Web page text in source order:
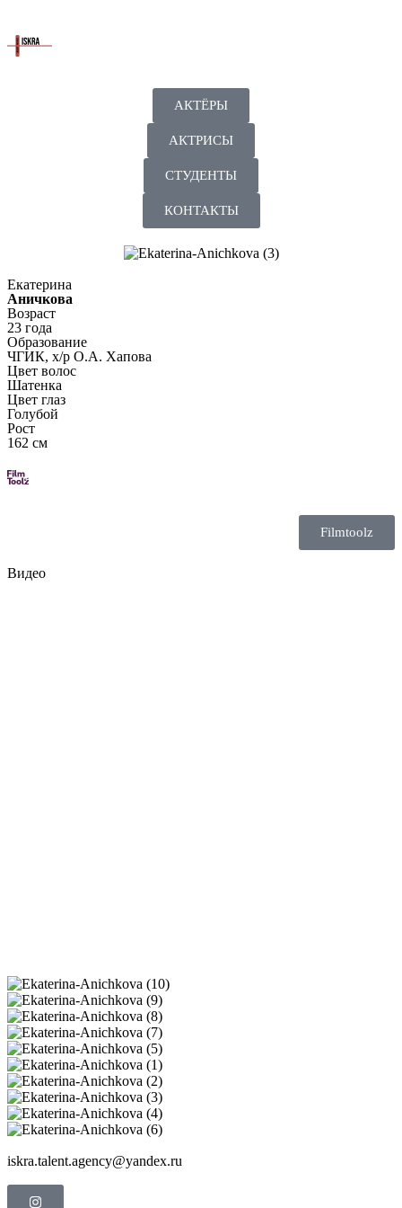
АКТЁРЫ
АКТРИСЫ
СТУДЕНТЫ
КОНТАКТЫ
Екатерина
Аничкова
Возраст
23 года
Образование
ЧГИК, х/р О.А. Хапова
Цвет волос
Шатенка
Цвет глаз
Голубой
Рост
162 см
Filmtoolz
Видео
iskra.talent.agency@yandex.ru